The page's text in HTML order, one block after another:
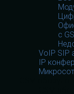
с
VoIP SIP
IP